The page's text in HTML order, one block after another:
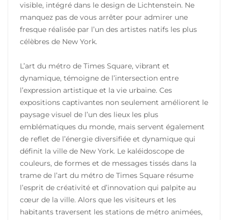
visible, intégré dans le design de Lichtenstein. Ne
manquez pas de vous arrêter pour admirer une
fresque réalisée par l’un des artistes natifs les plus
célèbres de New York.
L’art du métro de Times Square, vibrant et
dynamique, témoigne de l’intersection entre
l’expression artistique et la vie urbaine. Ces
expositions captivantes non seulement améliorent le
paysage visuel de l’un des lieux les plus
emblématiques du monde, mais servent également
de reflet de l’énergie diversifiée et dynamique qui
définit la ville de New York. Le kaléidoscope de
couleurs, de formes et de messages tissés dans la
trame de l’art du métro de Times Square résume
l’esprit de créativité et d’innovation qui palpite au
cœur de la ville. Alors que les visiteurs et les
habitants traversent les stations de métro animées,